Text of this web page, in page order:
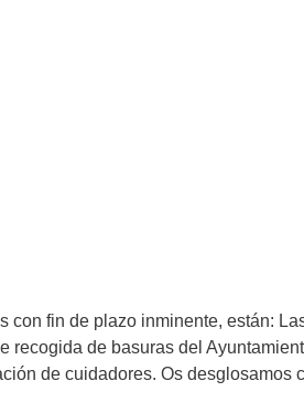
con fin de plazo inminente, están:
recogida de basuras del
de cuidadores. Os desglosamos